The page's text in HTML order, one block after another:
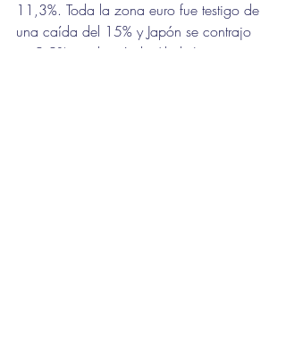
11,3%. Toda la zona euro fue testigo de
una caída del 15% y Japón se contrajo
un 9,9% en el período Abril - Junio.